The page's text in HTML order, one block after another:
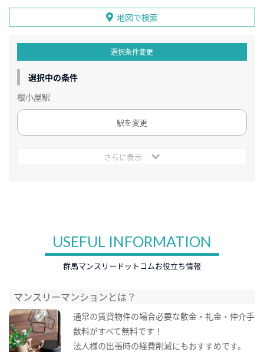
地図で検索
選択条件変更
選択中の条件
根小屋駅
駅を変更
さらに表示
USEFUL INFORMATION
群馬マンスリードットコムお役立ち情報
マンスリーマンションとは？
通常の賃貸物件の場合必要な敷金・礼金・仲介手
数料がすべて無料です！
法人様の出張時の経費削減にもおすすめです。